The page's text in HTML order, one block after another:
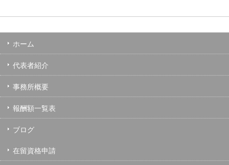
ホーム
代表者紹介
事務所概要
報酬額一覧表
ブログ
在留資格申請